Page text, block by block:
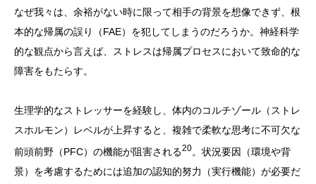
なぜ我々は、余裕がない時に限って相手の背景を想像できず、根
本的な帰属の誤り（FAE）を犯してしまうのだろうか。神経科学
的な観点から言えば、ストレスは帰属プロセスにおいて致命的な
障害をもたらす。
生理学的なストレッサーを経験し、体内のコルチゾール（ストレ
スホルモン）レベルが上昇すると、複雑で柔軟な思考に不可欠な
前頭前野（PFC）の機能が阻害される20。状況要因（環境や背
景）を考慮するためには追加の認知的努力（実行機能）が必要だ